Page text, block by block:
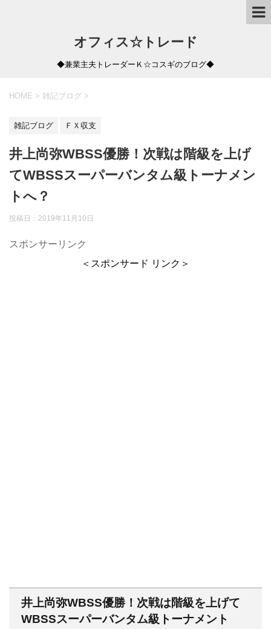
オフィス☆トレード
◆兼業主夫トレーダーＫ☆コスギのブログ◆
HOME > 雑記ブログ >
雑記ブログ ＦＸ収支
井上尚弥WBSS優勝！次戦は階級を上げ
てWBSSスーパーバンタム級トーナメン
トへ？
投稿日： 2019年11月10日
スポンサーリンク
＜スポンサード リンク＞
井上尚弥WBSS優勝！次戦は階級を上げて
WBSSスーパーバンタム級トーナメント